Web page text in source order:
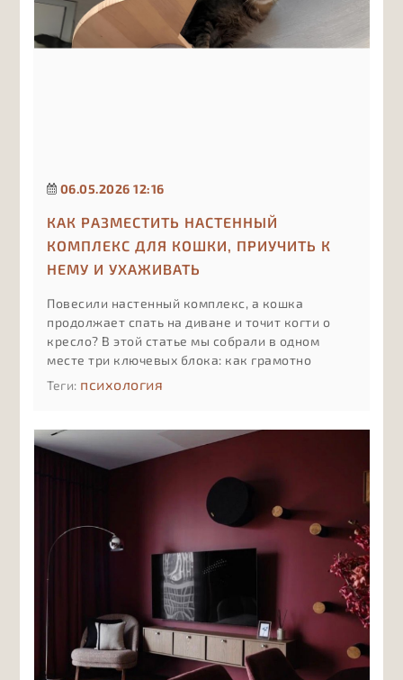
06.05.2026 12:16
КАК РАЗМЕСТИТЬ НАСТЕННЫЙ
КОМПЛЕКС ДЛЯ КОШКИ, ПРИУЧИТЬ К
НЕМУ И УХАЖИВАТЬ
Повесили настенный комплекс, а кошка
продолжает спать на диване и точит когти о
кресло? В этой статье мы собрали в одном
месте три ключевых блока: как грамотно
разместить комплекс на стене с учётом
ухаживать за деревом, тканью и креплениями,
чтобы комплекс служил долго и оставался
безопасным.
Теги: психология